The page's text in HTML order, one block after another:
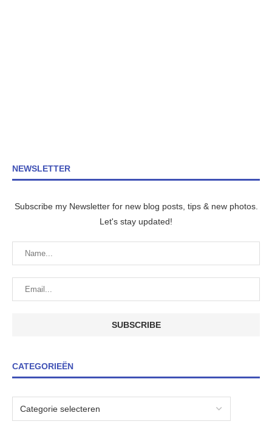
NEWSLETTER
Subscribe my Newsletter for new blog posts, tips & new photos.
Let's stay updated!
CATEGORIEËN